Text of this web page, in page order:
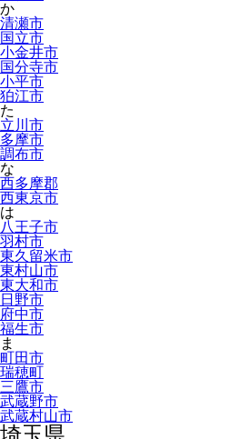
か
清瀬市
国立市
小金井市
国分寺市
小平市
狛江市
た
立川市
多摩市
調布市
な
西多摩郡
西東京市
は
八王子市
羽村市
東久留米市
東村山市
東大和市
日野市
府中市
福生市
ま
町田市
瑞穂町
三鷹市
武蔵野市
武蔵村山市